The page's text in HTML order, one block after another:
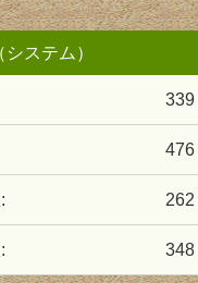
ステム）
339
476
262
348